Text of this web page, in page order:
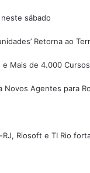
sábado
Retorna ao
e Mais de 4.000
Novos Agentes para
Riosoft e TI Rio